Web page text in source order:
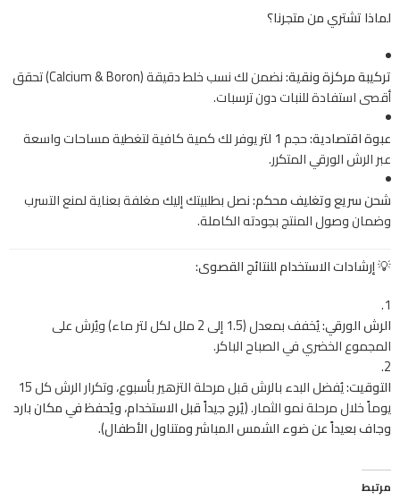
لماذا تشتري من متجرنا؟
تركيبة مركزة ونقية:
نضمن لك نسب خلط دقيقة (Calcium & Boron) تحقق
أقصى استفادة للنبات دون ترسبات.
عبوة اقتصادية:حجم 1 لتر
يوفر لك كمية كافية لتغطية مساحات واسعة
عبر الرش الورقي المتكرر.
شحن سريع وتغليف محكم:نصل بطلبيتك إليك مغلفة بعناية لمنع التسرب
وضمان وصول المنتج بجودته الكاملة.
💡 إرشادات الاستخدام للنتائج القصوى:
الرش الورقي:
يُخفف بمعدل (1.5 إلى 2 ملل لكل لتر ماء) ويُرش على
المجموع الخضري في الصباح الباكر.
التوقيت:
يُفضل البدء بالرش قبل مرحلة التزهير بأسبوع، وتكرار الرش كل 15
يوماً خلال مرحلة نمو الثمار.(يُرج جيداً قبل الاستخدام، ويُحفظ في مكان بارد
وجاف بعيداً عن ضوء الشمس المباشر ومتناول الأطفال).
مرتبط